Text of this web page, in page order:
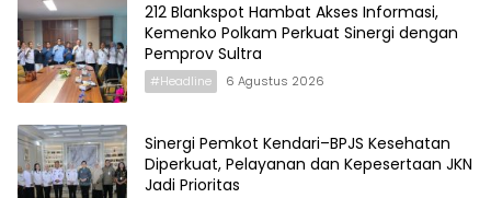
212 Blankspot Hambat Akses Informasi,
Kemenko Polkam Perkuat Sinergi dengan
Pemprov Sultra
#Headline 6 Agustus 2026
Sinergi Pemkot Kendari–BPJS Kesehatan
Diperkuat, Pelayanan dan Kepesertaan JKN
Jadi Prioritas